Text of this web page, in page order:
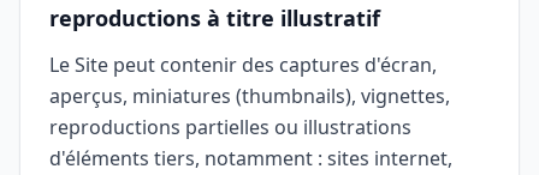
reproductions à titre illustratif
Le Site peut contenir des captures d'écran,
aperçus, miniatures (thumbnails), vignettes,
reproductions partielles ou illustrations
d'éléments tiers, notamment : sites internet,